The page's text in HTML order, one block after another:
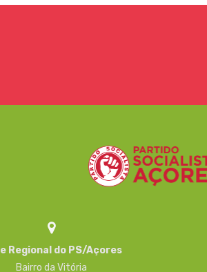
Regional do PS/Açores
Bairro da Vitória